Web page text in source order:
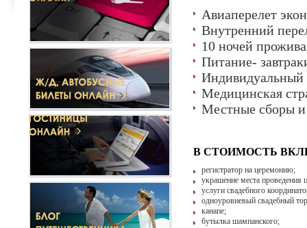
Авиаперелет
Внутренний
10 ночей
Питание-
Индивидуальный
Медицинская
Местные сборы и
В СТОИМОСТЬ
регистратор на церемонию;
украшение места проведения
услуги свадебного
одноуровневый свадебный
канапе;
бутылка шампанского;